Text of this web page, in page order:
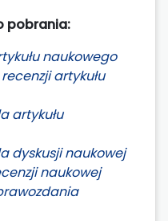
pobrania:
naukowego
artykułu
artykułu
dyskusji naukowej
naukowej